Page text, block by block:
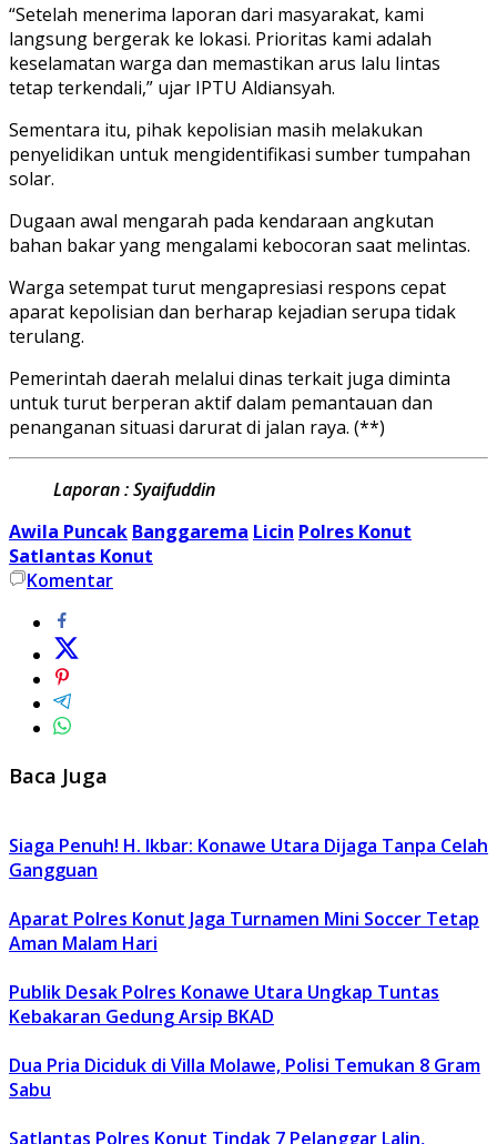
“Setelah menerima laporan dari masyarakat, kami
langsung bergerak ke lokasi. Prioritas kami adalah
keselamatan warga dan memastikan arus lalu lintas
tetap terkendali,” ujar IPTU Aldiansyah.
Sementara itu, pihak kepolisian masih melakukan
penyelidikan untuk mengidentifikasi sumber tumpahan
solar.
Dugaan awal mengarah pada kendaraan angkutan
bahan bakar yang mengalami kebocoran saat melintas.
Warga setempat turut mengapresiasi respons cepat
aparat kepolisian dan berharap kejadian serupa tidak
terulang.
Pemerintah daerah melalui dinas terkait juga diminta
untuk turut berperan aktif dalam pemantauan dan
penanganan situasi darurat di jalan raya. (**)
Laporan : Syaifuddin
Awila Puncak Banggarema Licin Polres Konut
Satlantas Konut
Komentar
Baca Juga
Siaga Penuh! H. Ikbar: Konawe Utara Dijaga Tanpa Celah
Gangguan
Aparat Polres Konut Jaga Turnamen Mini Soccer Tetap
Aman Malam Hari
Publik Desak Polres Konawe Utara Ungkap Tuntas
Kebakaran Gedung Arsip BKAD
Dua Pria Diciduk di Villa Molawe, Polisi Temukan 8 Gram
Sabu
Satlantas Polres Konut Tindak 7 Pelanggar Lalin,